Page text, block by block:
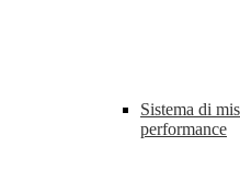
Sistema di
performance